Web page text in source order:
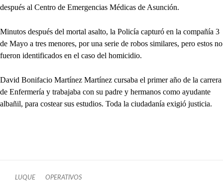
después al Centro de Emergencias Médicas de Asunción.
Minutos después del mortal asalto, la Policía capturó en la compañía 3
de Mayo a tres menores, por una serie de robos similares, pero estos no
fueron identificados en el caso del homicidio.
David Bonifacio Martínez Martínez cursaba el primer año de la carrera
de Enfermería y trabajaba con su padre y hermanos como ayudante
albañil, para costear sus estudios. Toda la ciudadanía exigió justicia.
LUQUE OPERATIVOS